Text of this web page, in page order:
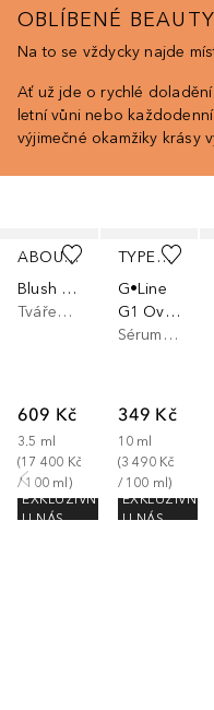
OBLÍBENÉ
Na to se vždycky najde
Ať už jde o rychlé
letní vůni nebo
výjimečné okamžiky krásy
ABOUT-FACE
Blush Rush
Tvářenka
609 Kč
3.5 ml
(17 400 Kč
/ 100 ml )
EXKLUZIVNĚ
U NÁS
TYPEBEA
G•Line
G1 Overnight Boosting Peptide Serum
Sérum na vlasy
349 Kč
10 ml
(3 490 Kč
/ 100 ml)
EXKLUZIVNĚ
U NÁS